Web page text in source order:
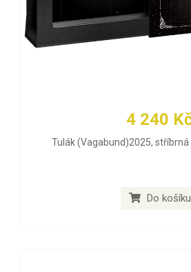
4 240
Tulák (Vagabund)2025,
Do košíku